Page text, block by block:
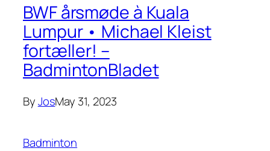
BWF årsmøde à Kuala
Lumpur • Michael Kleist
fortæller! –
BadmintonBladet
ByJosMay 31, 2023
Badminton